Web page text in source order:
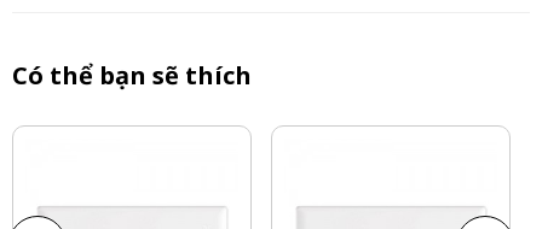
Có thể bạn sẽ thích